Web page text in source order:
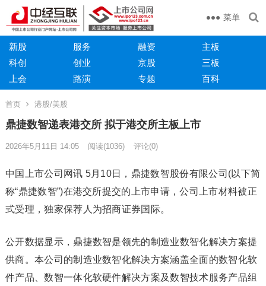
菜单
新股 服务 融资
主板
科创
创业 京股
三板
上会
路演 专题 百科
首页 港股/美股
鼎捷数智递表港交所 拟于港交所主板上市
2026年5月11日 14:05 阅读(1036) 评论(0)
中国上市公司网讯 5月10日，鼎捷数智股份有限公司(以下简
称“鼎捷数智”)在港交所提交的上市申请，公司上市材料被正
式受理，独家保荐人为招商证券国际。
公开数据显示，鼎捷数智是领先的制造业数智化解决方案提
供商。本公司的制造业数智化解决方案涵盖全面的数智化软
件产品、数智一体化软硬件解决方案及数智技术服务产品组